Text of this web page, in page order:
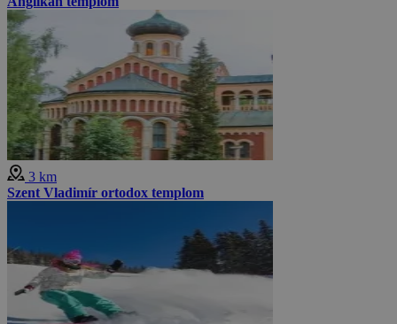
3 km
Szent Vladimír ortodox templom